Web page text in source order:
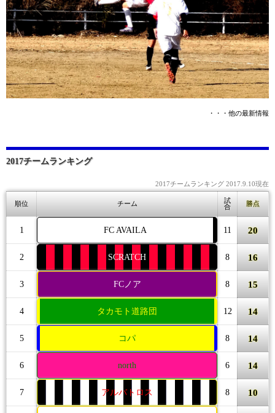
・・・他の最新情報
2017チームランキング
2017チームランキング 2017.9.10現在
順位 チーム
試
合
勝点
1 FC AVAILA 11 20
2 SCRATCH 8 16
3 FCノア 8 15
4 タカモト道路団 12 14
5 コパ 8 14
6 north 6 14
7 アルバトロス 8 10